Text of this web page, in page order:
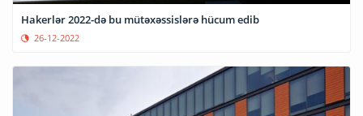
Hakerlər 2022-də bu mütəxəssislərə hücum edib
26-12-2022